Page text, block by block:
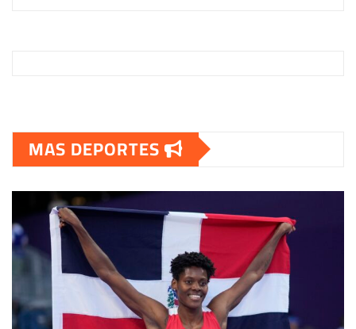
MAS DEPORTES